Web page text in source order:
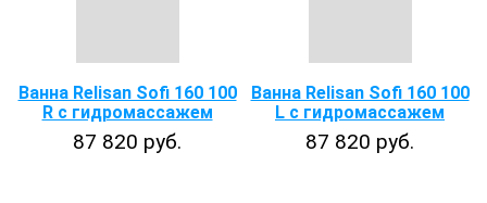
Ванна Relisan Sofi 160 100
R с гидромассажем
87 820 руб.
Ванна Relisan Sofi 160 100
L с гидромассажем
87 820 руб.